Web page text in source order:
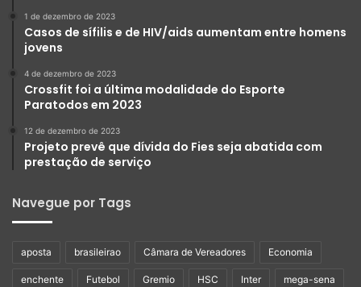
1 de dezembro de 2023
Casos de sífilis e de HIV/aids aumentam entre homens
jovens
4 de dezembro de 2023
Crossfit foi a última modalidade do Esporte
Paratodos em 2023
12 de dezembro de 2023
Projeto prevê que dívida do Fies seja abatida com
prestação de serviço
Navegue por Tags
aposta brasileirao Câmara de Vereadores Economia
enchente Futebol Gremio HSC Inter mega-sena